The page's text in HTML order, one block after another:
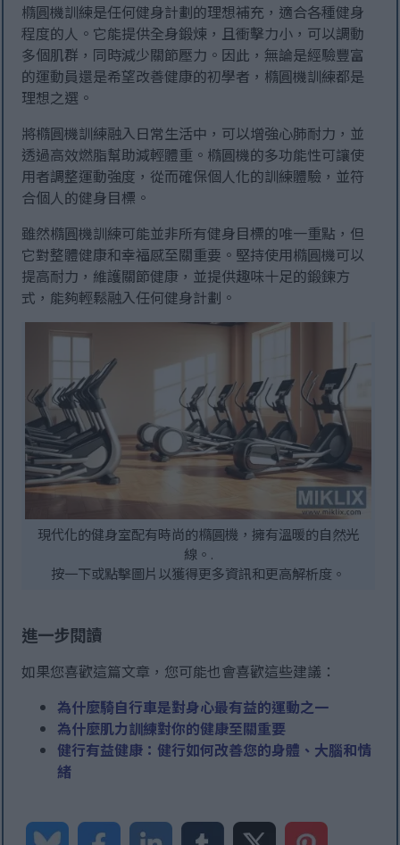
橢圓機訓練是任何健身計劃的理想補充，適合各種健身
程度的人。它能提供全身鍛煉，且衝擊力小，可以調動
多個肌群，同時減少關節壓力。因此，無論是經驗豐富
的運動員還是希望改善健康的初學者，橢圓機訓練都是
理想之選。
將橢圓機訓練融入日常生活中，可以增強心肺耐力，並
透過高效燃脂幫助減輕體重。橢圓機的多功能性可讓使
用者調整運動強度，從而確保個人化的訓練體驗，並符
合個人的健身目標。
雖然橢圓機訓練可能並非所有健身目標的唯一重點，但
它對整體健康和幸福感至關重要。堅持使用橢圓機可以
提高耐力，維護關節健康，並提供趣味十足的鍛鍊方
式，能夠輕鬆融入任何健身計劃。
現代化的健身室配有時尚的橢圓機，擁有溫暖的自然光
線。.
按一下或點擊圖片以獲得更多資訊和更高解析度。
進一步閱讀
如果您喜歡這篇文章，您可能也會喜歡這些建議：
為什麼騎自行車是對身心最有益的運動之一
為什麼肌力訓練對你的健康至關重要
健行有益健康：健行如何改善您的身體、大腦和情
緒